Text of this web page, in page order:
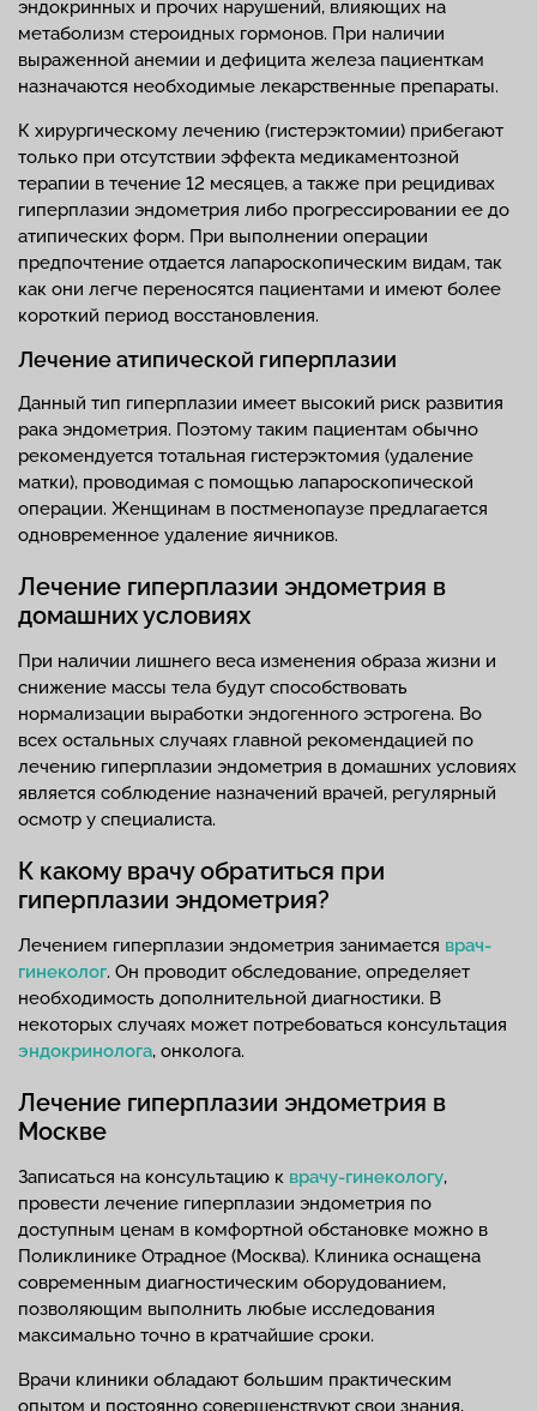
эндокринных и прочих нарушений, влияющих на
метаболизм стероидных гормонов. При наличии
выраженной анемии и дефицита железа пациенткам
назначаются необходимые лекарственные препараты.
К хирургическому лечению (гистерэктомии) прибегают
только при отсутствии эффекта медикаментозной
терапии в течение 12 месяцев, а также при рецидивах
гиперплазии эндометрия либо прогрессировании ее до
атипических форм. При выполнении операции
предпочтение отдается лапароскопическим видам, так
как они легче переносятся пациентами и имеют более
короткий период восстановления.
Лечение атипической гиперплазии
Данный тип гиперплазии имеет высокий риск развития
рака эндометрия. Поэтому таким пациентам обычно
рекомендуется тотальная гистерэктомия (удаление
матки), проводимая с помощью лапароскопической
операции. Женщинам в постменопаузе предлагается
одновременное удаление яичников.
Лечение гиперплазии эндометрия в
домашних условиях
При наличии лишнего веса изменения образа жизни и
снижение массы тела будут способствовать
нормализации выработки эндогенного эстрогена. Во
всех остальных случаях главной рекомендацией по
лечению гиперплазии эндометрия в домашних условиях
является соблюдение назначений врачей, регулярный
осмотр у специалиста.
К какому врачу обратиться при
гиперплазии эндометрия?
Лечением гиперплазии эндометрия занимается врач-
гинеколог. Он проводит обследование, определяет
необходимость дополнительной диагностики. В
некоторых случаях может потребоваться консультация
эндокринолога, онколога.
Лечение гиперплазии эндометрия в
Москве
Записаться на консультацию к врачу-гинекологу,
провести лечение гиперплазии эндометрия по
доступным ценам в комфортной обстановке можно в
Поликлинике Отрадное (Москва). Клиника оснащена
современным диагностическим оборудованием,
позволяющим выполнить любые исследования
максимально точно в кратчайшие сроки.
Врачи клиники обладают большим практическим
опытом и постоянно совершенствуют свои знания,